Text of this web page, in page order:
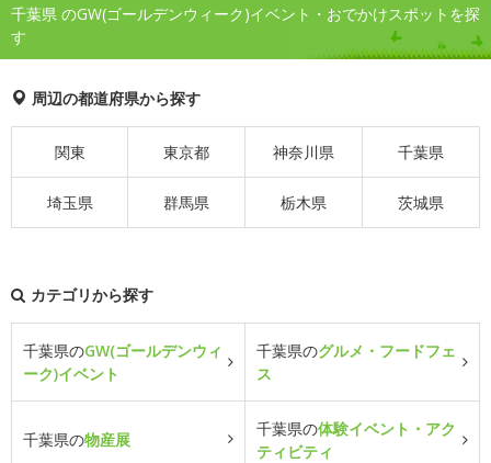
千葉県 のGW(ゴールデンウィーク)イベント・おでかけスポットを探
す
周辺の都道府県から探す
関東 東京都 神奈川県 千葉県
埼玉県 群馬県 栃木県 茨城県
カテゴリから探す
千葉県のGW(ゴールデンウィ
ーク)イベント
千葉県のグルメ・フードフェ
ス
千葉県の物産展
千葉県の体験イベント・アク
ティビティ